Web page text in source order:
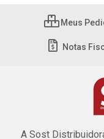
Meus
Notas
A Sost